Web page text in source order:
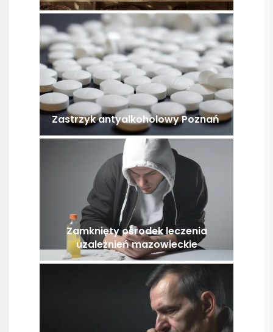
Zastrzyk antyalkoholowy Poznań
Zamknięty ośrodek leczenia
uzależnień mazowieckie